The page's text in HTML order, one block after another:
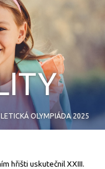
OLYMPIÁDA 2025
hřišti uskutečnil XXIII.